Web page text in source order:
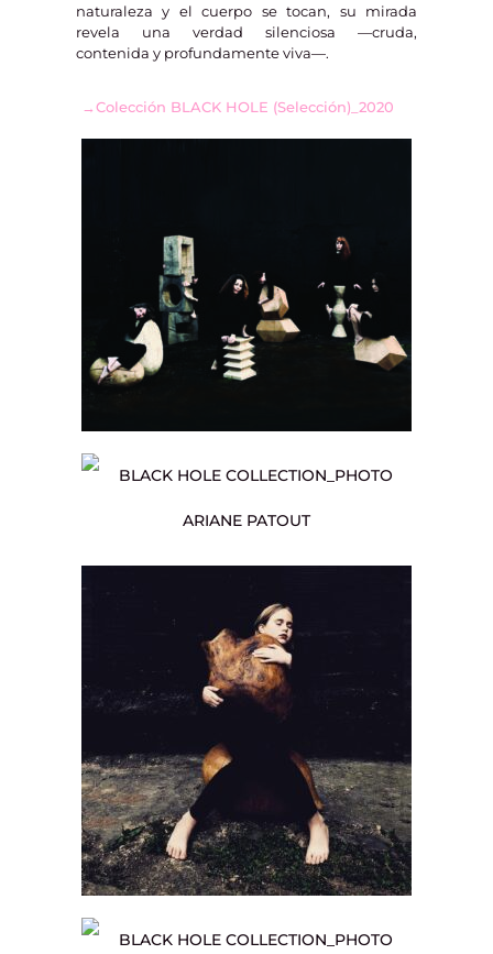
naturaleza y el cuerpo se tocan, su mirada
revela una verdad silenciosa —cruda,
contenida y profundamente viva—.
→Colección BLACK HOLE (Selección)_2020